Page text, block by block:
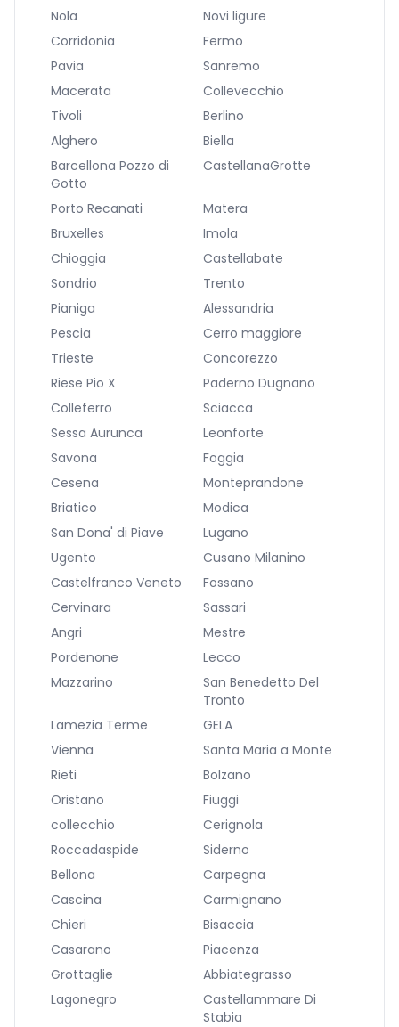
Nola
Novi ligure
Corridonia
Fermo
Pavia
Sanremo
Macerata
Collevecchio
Tivoli
Berlino
Alghero
Biella
Barcellona Pozzo di
Gotto
CastellanaGrotte
Porto Recanati
Matera
Bruxelles
Imola
Chioggia
Castellabate
Sondrio
Trento
Pianiga
Alessandria
Pescia
Cerro maggiore
Trieste
Concorezzo
Riese Pio X
Paderno Dugnano
Colleferro
Sciacca
Sessa Aurunca
Leonforte
Savona
Foggia
Cesena
Monteprandone
Briatico
Modica
San Dona' di Piave
Lugano
Ugento
Cusano Milanino
Castelfranco Veneto
Fossano
Cervinara
Sassari
Angri
Mestre
Pordenone
Lecco
Mazzarino
San Benedetto Del
Tronto
Lamezia Terme
GELA
Vienna
Santa Maria a Monte
Rieti
Bolzano
Oristano
Fiuggi
collecchio
Cerignola
Roccadaspide
Siderno
Bellona
Carpegna
Cascina
Carmignano
Chieri
Bisaccia
Casarano
Piacenza
Grottaglie
Abbiategrasso
Lagonegro
Castellammare Di
Stabia